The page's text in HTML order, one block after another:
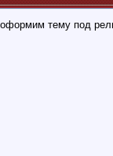
тему под